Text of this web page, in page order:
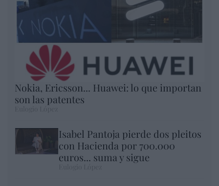
Nokia, Ericsson... Huawei: lo que importan
son las patentes
Isabel Pantoja pierde dos pleitos
con Hacienda por 700.000
euros... suma y sigue